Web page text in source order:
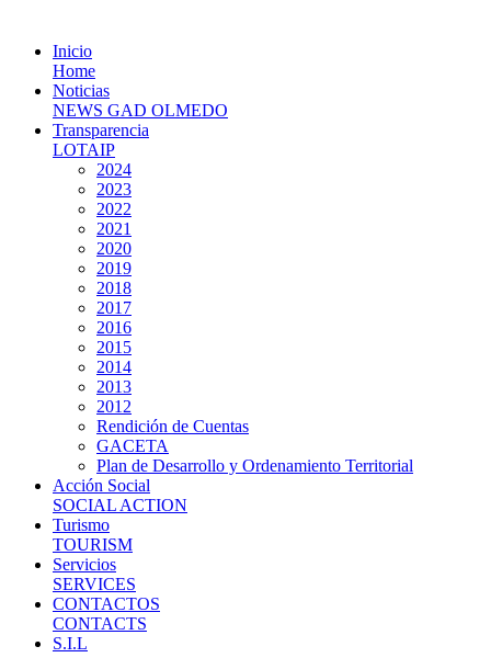
Inicio
Home
Noticias
NEWS GAD OLMEDO
Transparencia
LOTAIP
2024
2023
2022
2021
2020
2019
2018
2017
2016
2015
2014
2013
2012
Rendición de Cuentas
GACETA
Plan de Desarrollo y Ordenamiento Territorial
Acción Social
SOCIAL ACTION
Turismo
TOURISM
Servicios
SERVICES
CONTACTOS
CONTACTS
S.I.L